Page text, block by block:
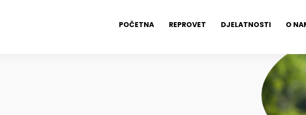
POČETNA REPROVET DJELATNOSTI O